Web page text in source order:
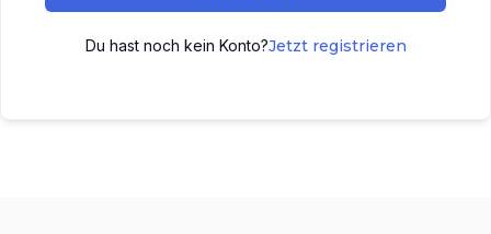
Du hast noch kein Konto?Jetzt registrieren